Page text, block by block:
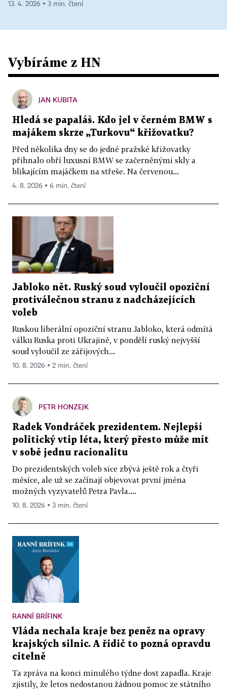
13. 4. 2026 ▪ 3 min. čtení
Vybíráme z HN
JAN KUBITA
Hledá se papaláš. Kdo jel v černém BMW s
majákem skrze „Turkovu“ křižovatku?
Před několika dny se do jedné pražské křižovatky
přihnalo obří luxusní BMW se začerněnými skly a
blikajícím majáčkem na střeše. Na červenou...
4. 8. 2026 ▪ 6 min. čtení
Jabloko nět. Ruský soud vyloučil opoziční
protiválečnou stranu z nadcházejících
voleb
Ruskou liberální opoziční stranu Jabloko, která odmítá
válku Ruska proti Ukrajině, v pondělí ruský nejvyšší
soud vyloučil ze zářijových...
10. 8. 2026 ▪ 2 min. čtení
PETR HONZEJK
Radek Vondráček prezidentem. Nejlepší
politický vtip léta, který přesto může mít
v sobě jednu racionalitu
Do prezidentských voleb sice zbývá ještě rok a čtyři
měsíce, ale už se začínají objevovat první jména
možných vyzyvatelů Petra Pavla....
10. 8. 2026 ▪ 3 min. čtení
RANNÍ BRÍFINK
Vláda nechala kraje bez peněz na opravy
krajských silnic. A řidič to pozná opravdu
citelně
Ta zpráva na konci minulého týdne dost zapadla. Kraje
zjistily, že letos nedostanou žádnou pomoc ze státního